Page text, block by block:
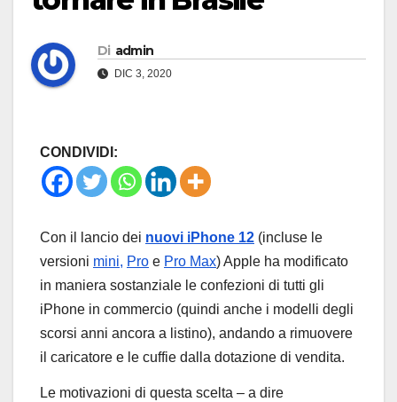
Di admin
DIC 3, 2020
CONDIVIDI:
Con il lancio dei nuovi iPhone 12 (incluse le
versioni mini, Pro e Pro Max) Apple ha modificato
in maniera sostanziale le confezioni di tutti gli
iPhone in commercio (quindi anche i modelli degli
scorsi anni ancora a listino), andando a rimuovere
il caricatore e le cuffie dalla dotazione di vendita.
Le motivazioni di questa scelta – a dire